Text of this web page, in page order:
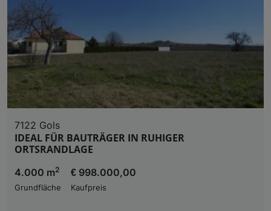
7122 Gols
IDEAL FÜR BAUTRÄGER IN RUHIGER
ORTSRANDLAGE
4.000 m2
Grundfläche
€ 998.000,00
Kaufpreis